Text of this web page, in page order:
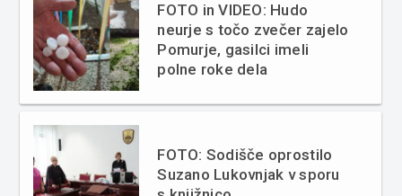
FOTO in VIDEO: Hudo
neurje s točo zvečer zajelo
Pomurje, gasilci imeli
polne roke dela
FOTO: Sodišče oprostilo
Suzano Lukovnjak v sporu